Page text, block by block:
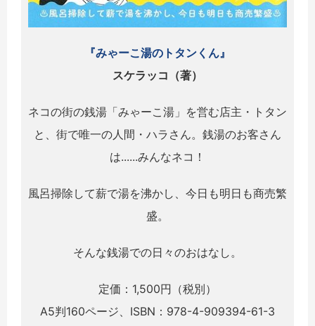
『みゃーこ湯のトタンくん』
スケラッコ（著）
ネコの街の銭湯「みゃーこ湯」を営む店主・トタン
と、街で唯一の人間・ハラさん。銭湯のお客さん
は......みんなネコ！
風呂掃除して薪で湯を沸かし、今日も明日も商売繁
盛。
そんな銭湯での日々のおはなし。
定価：1,500円（税別）
A5判160ページ、ISBN：978-4-909394-61-3